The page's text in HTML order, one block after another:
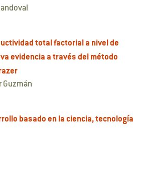
total factorial a nivel de
evidencia a través del método
Guzmán
basado en la ciencia, tecnología